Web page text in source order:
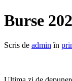
Burse
Scris de admin în